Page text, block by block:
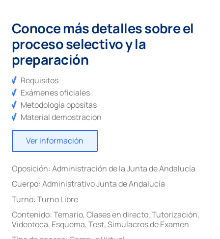
Conoce más detalles sobre el
proceso selectivo y la
preparación
Requisitos
Exámenes oficiales
Metodología opositas
Material demostración
Ver información
Oposición: Administración de la Junta de Andalucía
Cuerpo: Administrativo Junta de Andalucía
Turno: Turno Libre
Contenido: Temario,Clases en directo,Tutorización,
Videoteca, Esquema,Test,Simulacros de Examen